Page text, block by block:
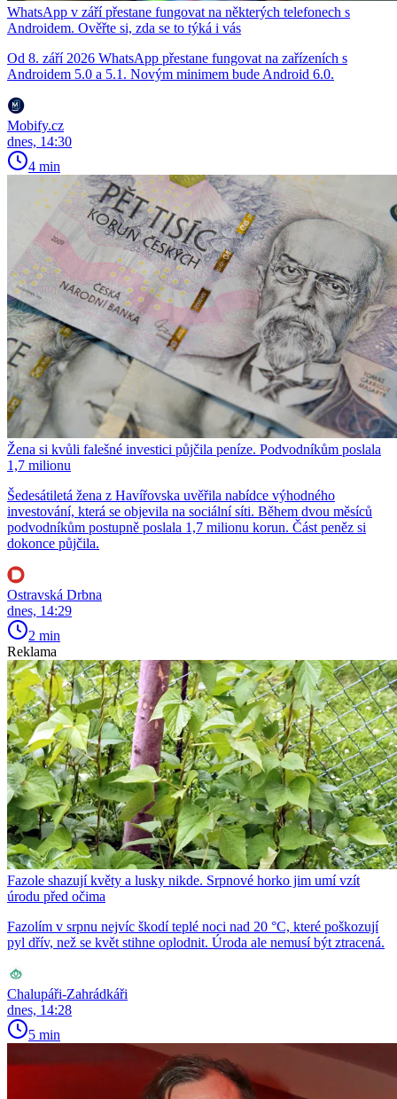
WhatsApp v září přestane fungovat na některých telefonech s
Androidem. Ověřte si, zda se to týká i vás
Od 8. září 2026 WhatsApp přestane fungovat na zařízeních s
Androidem 5.0 a 5.1. Novým minimem bude Android 6.0.
Mobify.cz
dnes, 14:30
4 min
Žena si kvůli falešné investici půjčila peníze. Podvodníkům poslala
1,7 milionu
Šedesátiletá žena z Havířovska uvěřila nabídce výhodného
investování, která se objevila na sociální síti. Během dvou měsíců
podvodníkům postupně poslala 1,7 milionu korun. Část peněz si
dokonce půjčila.
Ostravská Drbna
dnes, 14:29
2 min
Reklama
Fazole shazují květy a lusky nikde. Srpnové horko jim umí vzít
úrodu před očima
Fazolím v srpnu nejvíc škodí teplé noci nad 20 °C, které poškozují
pyl dřív, než se květ stihne oplodnit. Úroda ale nemusí být ztracená.
Chalupáři-Zahrádkáři
dnes, 14:28
5 min